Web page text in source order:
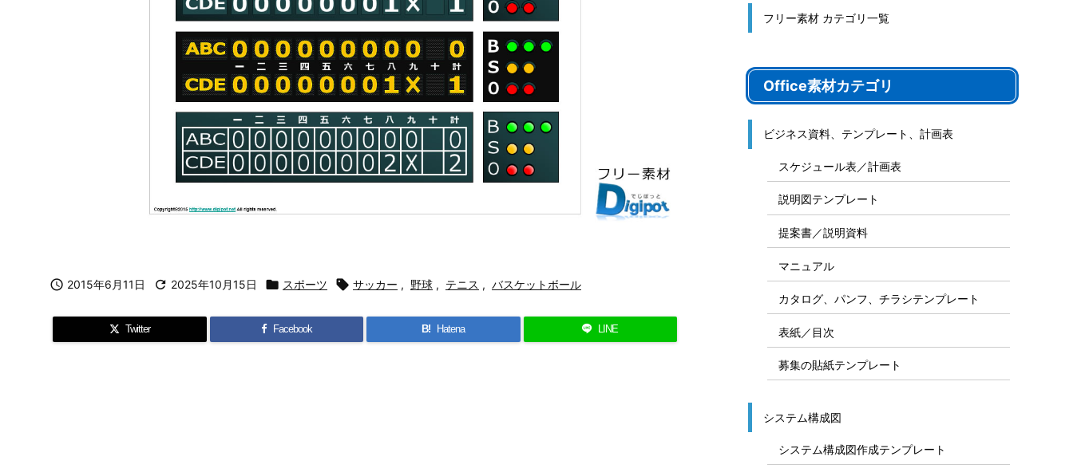
 2015年6月11日  2025年10月15日  スポーツ  サッカー , 野球 , テニス , バスケットボール
Twitter Facebook B! Hatena LINE
フリー素材 カテゴリ一覧
Office素材カテゴリ
ビジネス資料、テンプレート、計画表
スケジュール表／計画表
説明図テンプレート
提案書／説明資料
マニュアル
カタログ、パンフ、チラシテンプレート
表紙／目次
募集の貼紙テンプレート
システム構成図
システム構成図作成テンプレート